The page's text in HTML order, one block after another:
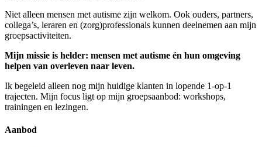
Niet alleen mensen met autisme zijn welkom. Ook ouders, partners,
collega’s, leraren en (zorg)professionals kunnen deelnemen aan mijn
groepsactiviteiten.
Mijn missie is helder: mensen met autisme én hun omgeving
helpen van overleven naar leven.
Ik begeleid alleen nog mijn huidige klanten in lopende 1-op-1
trajecten. Mijn focus ligt op mijn groepsaanbod: workshops,
trainingen en lezingen.
Aanbod